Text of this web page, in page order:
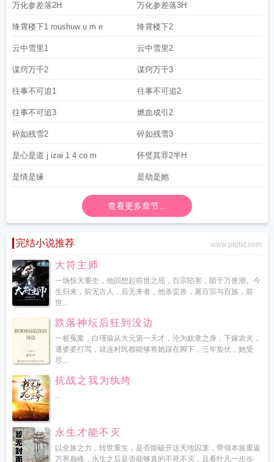
万化参差落2H 万化参差落3H
绛霄楼下1 roushuw u m e 绛霄楼下2
云中雪里1 云中雪里2
谋窍万千2 谋窍万千3
往事不可追1 往事不可追2
往事不可追3 燃血成引2
碎如残雪2 碎如残雪3
是心是道 j izai 1 4 co m 怀璧其罪2半H
是情是缘 是劫是她
查看更多章节...
完结小说推荐 www.pigtxt.com
大符主师
一场惊天重生，他回想起前世之屈，百宗陷害，陨于万兽潮。今
生归来，前无古人，后无来者，他杀蛮兽，屠百宗与百族，前
世...
跌落神坛后狂到没边
一桩冤案，白瑾瑜从大元第一天才，沦为奴隶之身，下嫁农夫，
遭婆婆打骂，就连村民都能够将她踩在脚下，三年蛰伏，她受
尽...
抗战之我为纨绔
...
永生才能不灭
以全族之力，转世重生，是否能破开这天地囚笼，带领本族重返
万界巅峰，永生之后是否能够真的不死不灭，且看叶凡一步步